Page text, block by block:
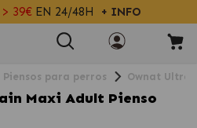
> 39€EN 24/48H + INFO
Piensos para perros Ownat Ultra
Maxi Adult Pienso